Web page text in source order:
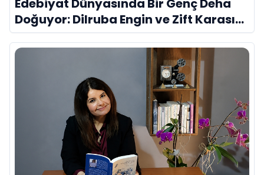
Edebiyat Dünyasında Bir Genç Deha
Doğuyor: Dilruba Engin ve Zift Karası
Evreni ‘AVENOİR’